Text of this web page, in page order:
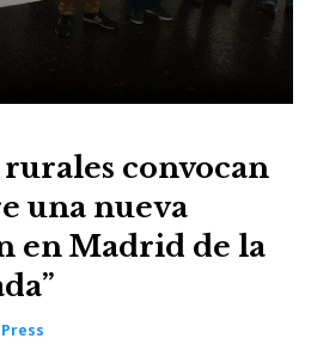
convocan
una nueva
en Madrid de la